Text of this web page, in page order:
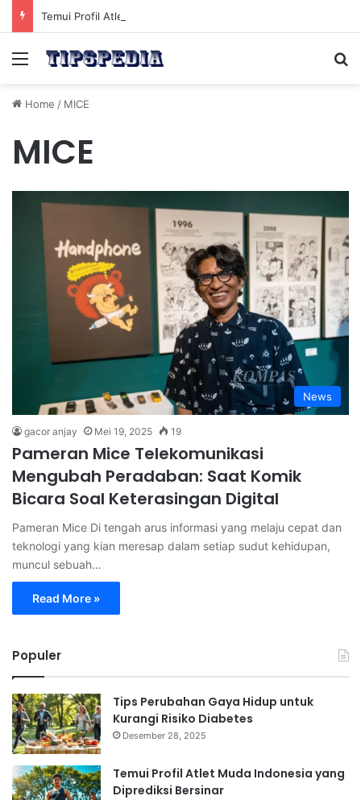
Menu
Home / MICE
MICE
News
gacor anjay Mei 19, 2025 19
Pameran Mice Telekomunikasi
Mengubah Peradaban: Saat Komik
Bicara Soal Keterasingan Digital
Pameran Mice Di tengah arus informasi yang melaju cepat dan
teknologi yang kian meresap dalam setiap sudut kehidupan,
muncul sebuah…
Read More »
Populer
Tips Perubahan Gaya Hidup untuk
Kurangi Risiko Diabetes
Desember 28, 2025
Temui Profil Atlet Muda Indonesia yang
Diprediksi Bersinar